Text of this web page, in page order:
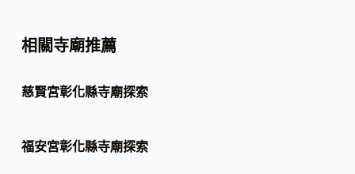
相關寺廟推薦
慈賢宮彰化縣寺廟探索
福安宮彰化縣寺廟探索